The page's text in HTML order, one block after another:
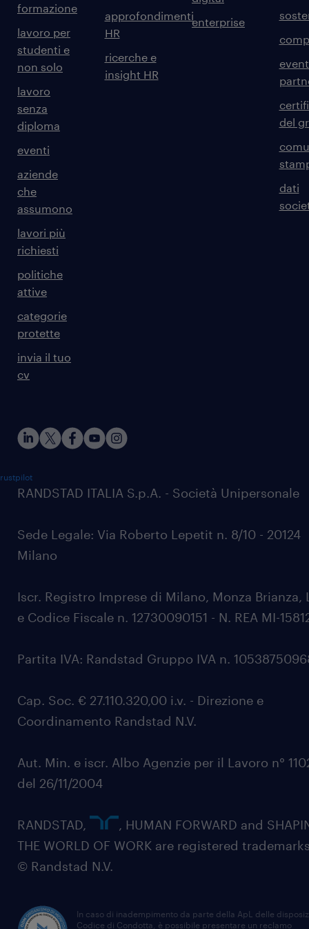
formazione
lavoro per
studenti e
non solo
lavoro
senza
diploma
eventi
aziende
che
assumono
lavori più
richiesti
politiche
attive
categorie
protette
invia il tuo
cv
approfondimenti
HR
ricerche e
insight HR
enterprise
del
dati
RANDSTAD ITALIA S.p.A. - Società Unipersonale
Sede Legale: Via Roberto Lepetit n. 8/10 - 20124
Milano
Iscr. Registro Imprese di Milano, Monza Brianza,
e Codice Fiscale n. 12730090151 - N. REA MI-
Partita IVA: Randstad Gruppo IVA n.
Cap. Soc. € 27.110.320,00 i.v. - Direzione e
Coordinamento Randstad N.V.
Aut. Min. e iscr. Albo Agenzie per il Lavoro n°
del 26/11/2004
RANDSTAD,
, HUMAN FORWARD and
THE WORLD OF WORK are registered
© Randstad N.V.
In caso di inadempimento da parte della ApL delle
Codice di Condotta, è possibile presentare un reclamo